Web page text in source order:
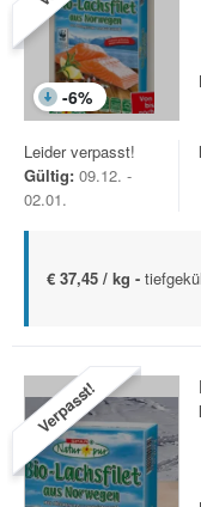
-6%
Leider verpasst!
Gültig: 09.12. -
02.01.
€ 37,45 / kg -
Verpasst!